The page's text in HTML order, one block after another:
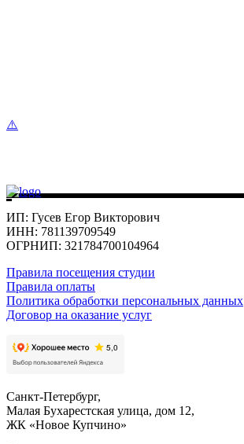
ИП: Гусев Егор Викторович
ИНН: 781139709549
ОГРНИП: 321784700104964
Правила посещения студии
Правила оплаты
Политика обработки персональных данных
Договор на оказание услуг
Санкт-Петербург,
Малая Бухарестская улица, дом 12,
ЖК «Новое Купчино»